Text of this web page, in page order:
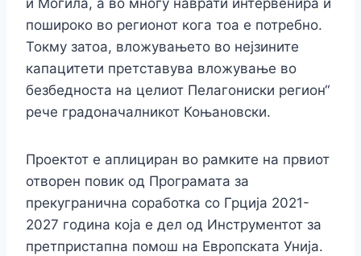
и Могила, а во многу наврати интервенира и
пошироко во регионот кога тоа е потребно.
Токму затоа, вложувањето во нејзините
капацитети претставува вложување во
безбедноста на целиот Пелагониски регион“
рече градоначалникот Коњановски.
Проектот е аплициран во рамките на првиот
отворен повик од Програмата за
прекугранична соработка со Грција 2021-
2027 година која е дел од Инструментот за
претпристaпна помош на Европската Унија.